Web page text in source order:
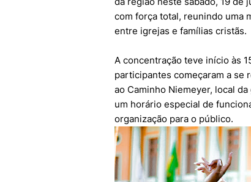
com força total, reunindo uma
entre igrejas e famílias cristãs.
A concentração teve início às
participantes começaram a se
ao Caminho Niemeyer, local
um horário especial de
organização para o público.